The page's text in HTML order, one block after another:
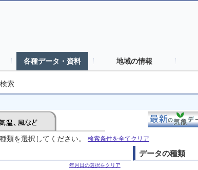
各種データ・資料 地域の情報
索
類を選択してください。 検索条件を全てクリア
年月日の選択をクリア
データの種類